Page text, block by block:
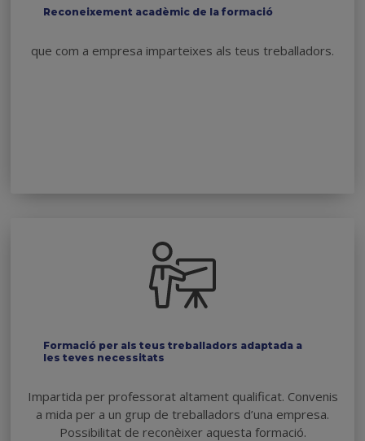
Reconeixement acadèmic de la formació
que com a empresa imparteixes als teus treballadors.
Formació per als teus treballadors adaptada a
les teves necessitats
Impartida per professorat altament qualificat. Convenis
a mida per a un grup de treballadors d’una empresa.
Possibilitat de reconèixer aquesta formació.